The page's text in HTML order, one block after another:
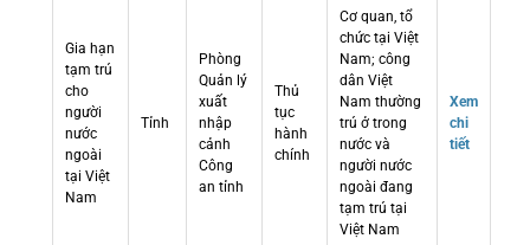
Gia hạn
tạm trú
cho
người
nước
ngoài
tại Việt
Nam
Tỉnh
Phòng
Quản lý
xuất
nhập
cảnh
Công
an tỉnh
Thủ
tục
hành
chính
Cơ quan, tổ
chức tại Việt
Nam; công
dân Việt
Nam thường
trú ở trong
nước và
người nước
ngoài đang
tạm trú tại
Việt Nam
Xem
chi
tiết